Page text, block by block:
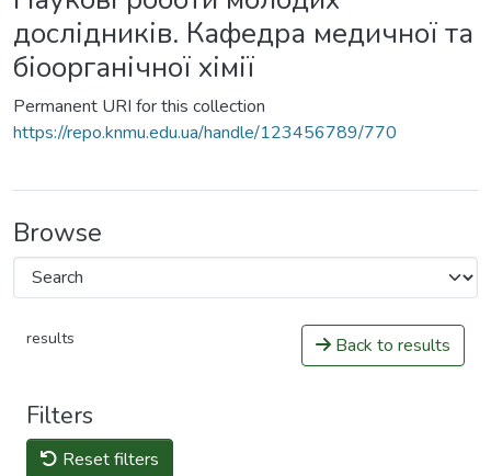
дослідників. Кафедра медичної та
біоорганічної хімії
Permanent URI for this collection
https://repo.knmu.edu.ua/handle/123456789/770
Browse
results Back to results
Filters
Reset filters